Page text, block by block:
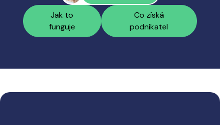
Jak to
funguje
Co získá
podnikatel